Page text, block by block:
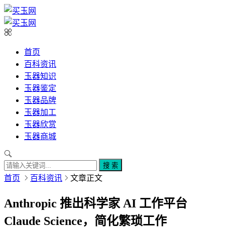
首页
百科资讯
玉器知识
玉器鉴定
玉器品牌
玉器加工
玉器欣赏
玉器商城
搜 索
首页 百科资讯 文章正文
Anthropic 推出科学家 AI 工作平台
Claude Science，简化繁琐工作